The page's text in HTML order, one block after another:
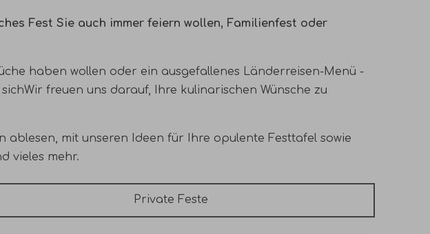
Fest Sie auch immer feiern wollen, Familienfest oder
haben wollen oder ein ausgefallenes Länderreisen-Menü -
Wir freuen uns darauf, Ihre kulinarischen Wünsche zu
mit unseren Ideen für Ihre opulente Festtafel sowie
vieles mehr.
Private Feste